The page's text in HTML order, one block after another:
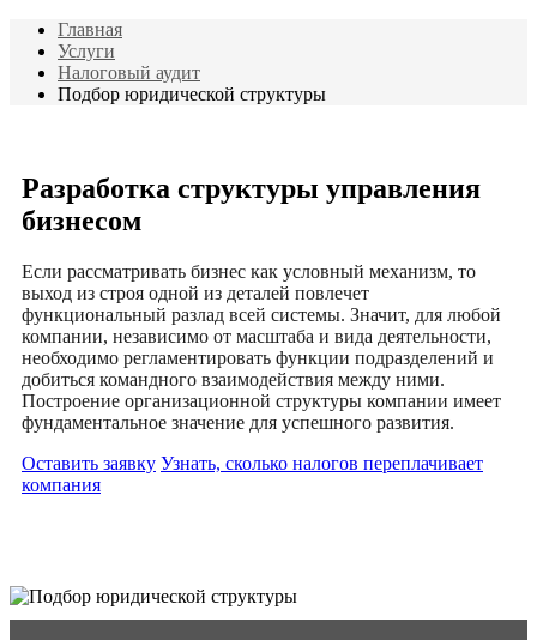
Главная
Услуги
Налоговый аудит
Подбор юридической структуры
Разработка структуры управления
бизнесом
Если рассматривать бизнес как условный механизм, то
выход из строя одной из деталей повлечет
функциональный разлад всей системы. Значит, для любой
компании, независимо от масштаба и вида деятельности,
необходимо регламентировать функции подразделений и
добиться командного взаимодействия между ними.
Построение организационной структуры компании имеет
фундаментальное значение для успешного развития.
Оставить заявку Узнать, сколько налогов переплачивает
компания